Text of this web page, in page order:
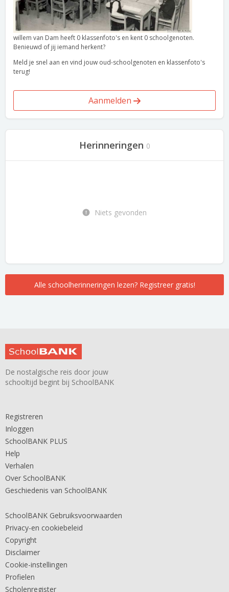
willem van Dam heeft 0 klassenfoto's en kent 0 schoolgenoten.
Benieuwd of jij iemand herkent?
Meld je snel aan en vind jouw oud-schoolgenoten en klassenfoto's
terug!
Aanmelden
Herinneringen 0
Niets gevonden
Alle schoolherinneringen lezen? Registreer gratis!
De nostalgische reis door jouw
schooltijd begint bij SchoolBANK
Registreren
Inloggen
SchoolBANK PLUS
Help
Verhalen
Over SchoolBANK
Geschiedenis van SchoolBANK
SchoolBANK Gebruiksvoorwaarden
Privacy-en cookiebeleid
Copyright
Disclaimer
Cookie-instellingen
Profielen
Scholenregister